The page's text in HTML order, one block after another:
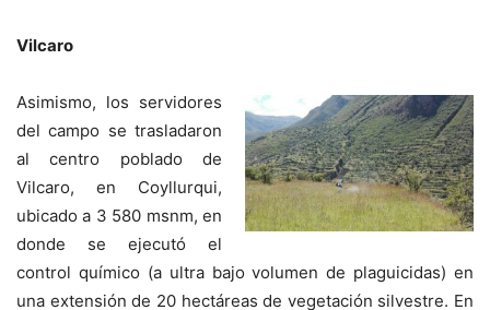
Vilcaro
Asimismo, los servidores
del campo se trasladaron
al centro poblado de
Vilcaro, en Coyllurqui,
ubicado a 3 580 msnm, en
donde se ejecutó el
control químico (a ultra bajo volumen de plaguicidas) en
una extensión de 20 hectáreas de vegetación silvestre. En